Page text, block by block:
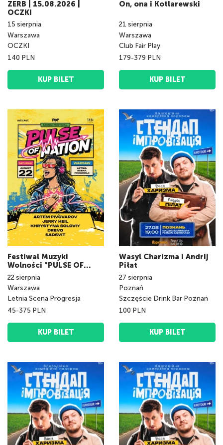
ZERB | 15.08.2026 |
OCZKI
15 sierpnia
Warszawa
OCZKI
140 PLN
KUP BILET
On, ona i Kotlarewski
21 sierpnia
Warszawa
Club Fair Play
179-379 PLN
KUP BILET
Festiwal Muzyki
Wolności "PULSE OF
NATION fest"
22sierpnia
Warszawa
Letnia Scena Progresja
45-375 PLN
KUP BILET
Wasyl Charizma i Andrij
Piłat
27 sierpnia
Poznań
Szczęście Drink Bar Poznań
100 PLN
KUP BILET